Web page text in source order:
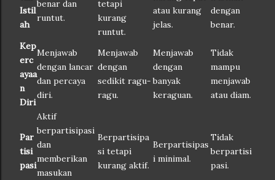
Istil
ah
benar dan
runtut.
tetapi
kurang
runtut.
atau kurang
jelas.
dengan
benar.
Kep
erc
ayaa
n
Diri
Menjawab
dengan lancar
dan percaya
diri.
Menjawab
dengan
sedikit ragu-
ragu.
Menjawab
dengan
banyak
keraguan.
Tidak
mampu
menjawab
atau diam.
Par
tisi
pasi
Aktif
berpartisipasi
dan
memberikan
masukan
Berpartisipa
si tetapi
kurang aktif.
Berpartisipas
i minimal.
Tidak
berpartisi
pasi.